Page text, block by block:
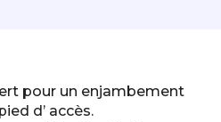
pour un enjambement
d’ accès.